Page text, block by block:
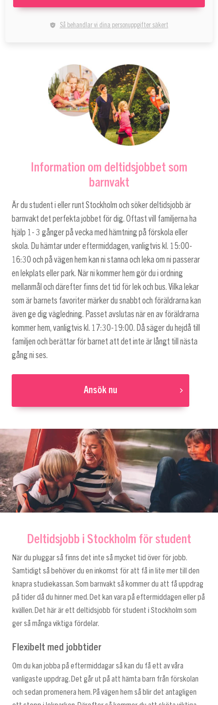
Så behandlar vi dina personuppgifter säkert
Information om deltidsjobbet som
barnvakt
Är du student i eller runt Stockholm och söker deltidsjobb är
barnvakt det perfekta jobbet för dig. Oftast vill familjerna ha
hjälp 1- 3 gånger på vecka med hämtning på förskola eller
skola. Du hämtar under eftermiddagen, vanligtvis kl. 15:00-
16:30 och på vägen hem kan ni stanna och leka om ni passerar
en lekplats eller park. När ni kommer hem gör du i ordning
mellanmål och därefter finns det tid för lek och bus. Vilka lekar
som är barnets favoriter märker du snabbt och föräldrarna kan
även ge dig vägledning. Passet avslutas när en av föräldrarna
kommer hem, vanligtvis kl. 17:30-19:00. Då säger du hejdå till
familjen och berättar för barnet att det inte är långt till nästa
gång ni ses.
Ansök nu
Deltidsjobb i Stockholm för student
När du pluggar så finns det inte så mycket tid över för jobb.
Samtidigt så behöver du en inkomst för att få in lite mer till den
knapra studiekassan. Som barnvakt så kommer du att få uppdrag
på tider då du hinner med. Det kan vara på eftermiddagen eller på
kvällen. Det här är ett deltidsjobb för student i Stockholm som
ger så många viktiga fördelar.
Flexibelt med jobbtider
Om du kan jobba på eftermiddagar så kan du få ett av våra
vanligaste uppdrag. Det går ut på att hämta barn från förskolan
och sedan promenera hem. På vägen hem så blir det antagligen